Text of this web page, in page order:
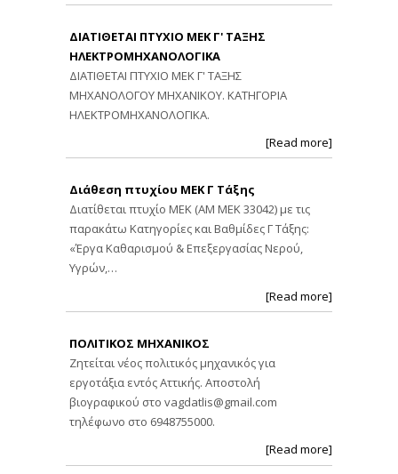
ΔΙΑΤΙΘΕΤΑΙ ΠΤΥΧΙΟ ΜΕΚ Γ' ΤΑΞΗΣ
ΗΛΕΚΤΡΟΜΗΧΑΝΟΛΟΓΙΚΑ
ΔΙΑΤΙΘΕΤΑΙ ΠΤΥΧΙΟ ΜΕΚ Γ' ΤΑΞΗΣ
ΜΗΧΑΝΟΛΟΓΟΥ ΜΗΧΑΝΙΚΟΥ. ΚΑΤΗΓΟΡΙΑ
ΗΛΕΚΤΡΟΜΗΧΑΝΟΛΟΓΙΚΑ.
[Read more]
Διάθεση πτυχίου ΜΕΚ Γ Τάξης
Διατίθεται πτυχίο ΜΕΚ (ΑΜ ΜΕΚ 33042) με τις
παρακάτω Κατηγορίες και Βαθμίδες Γ Τάξης:
«Έργα Καθαρισμού & Επεξεργασίας Νερού,
Υγρών,…
[Read more]
ΠΟΛΙΤΙΚΟΣ ΜΗΧΑΝΙΚΟΣ
Ζητείται νέος πολιτικός μηχανικός για
εργοτάξια εντός Αττικής. Αποστολή
βιογραφικού στο vagdatlis@gmail.com
τηλέφωνο στο 6948755000.
[Read more]